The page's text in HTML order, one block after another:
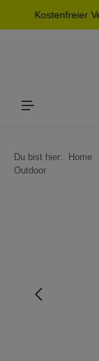
springen
Kostenfreier
Du bist hier: Home
Outdoor